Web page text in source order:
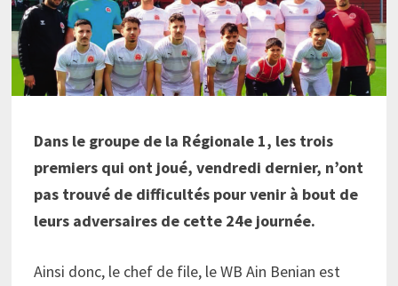
Dans le groupe de la Régionale 1, les trois
premiers qui ont joué, vendredi dernier, n’ont
pas trouvé de difficultés pour venir à bout de
leurs adversaires de cette 24e journée.
Ainsi donc, le chef de file, le WB Ain Benian est